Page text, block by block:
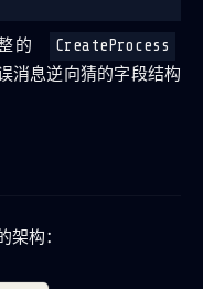
的
CreateProcess
消息逆向猜的字段结构
架构：